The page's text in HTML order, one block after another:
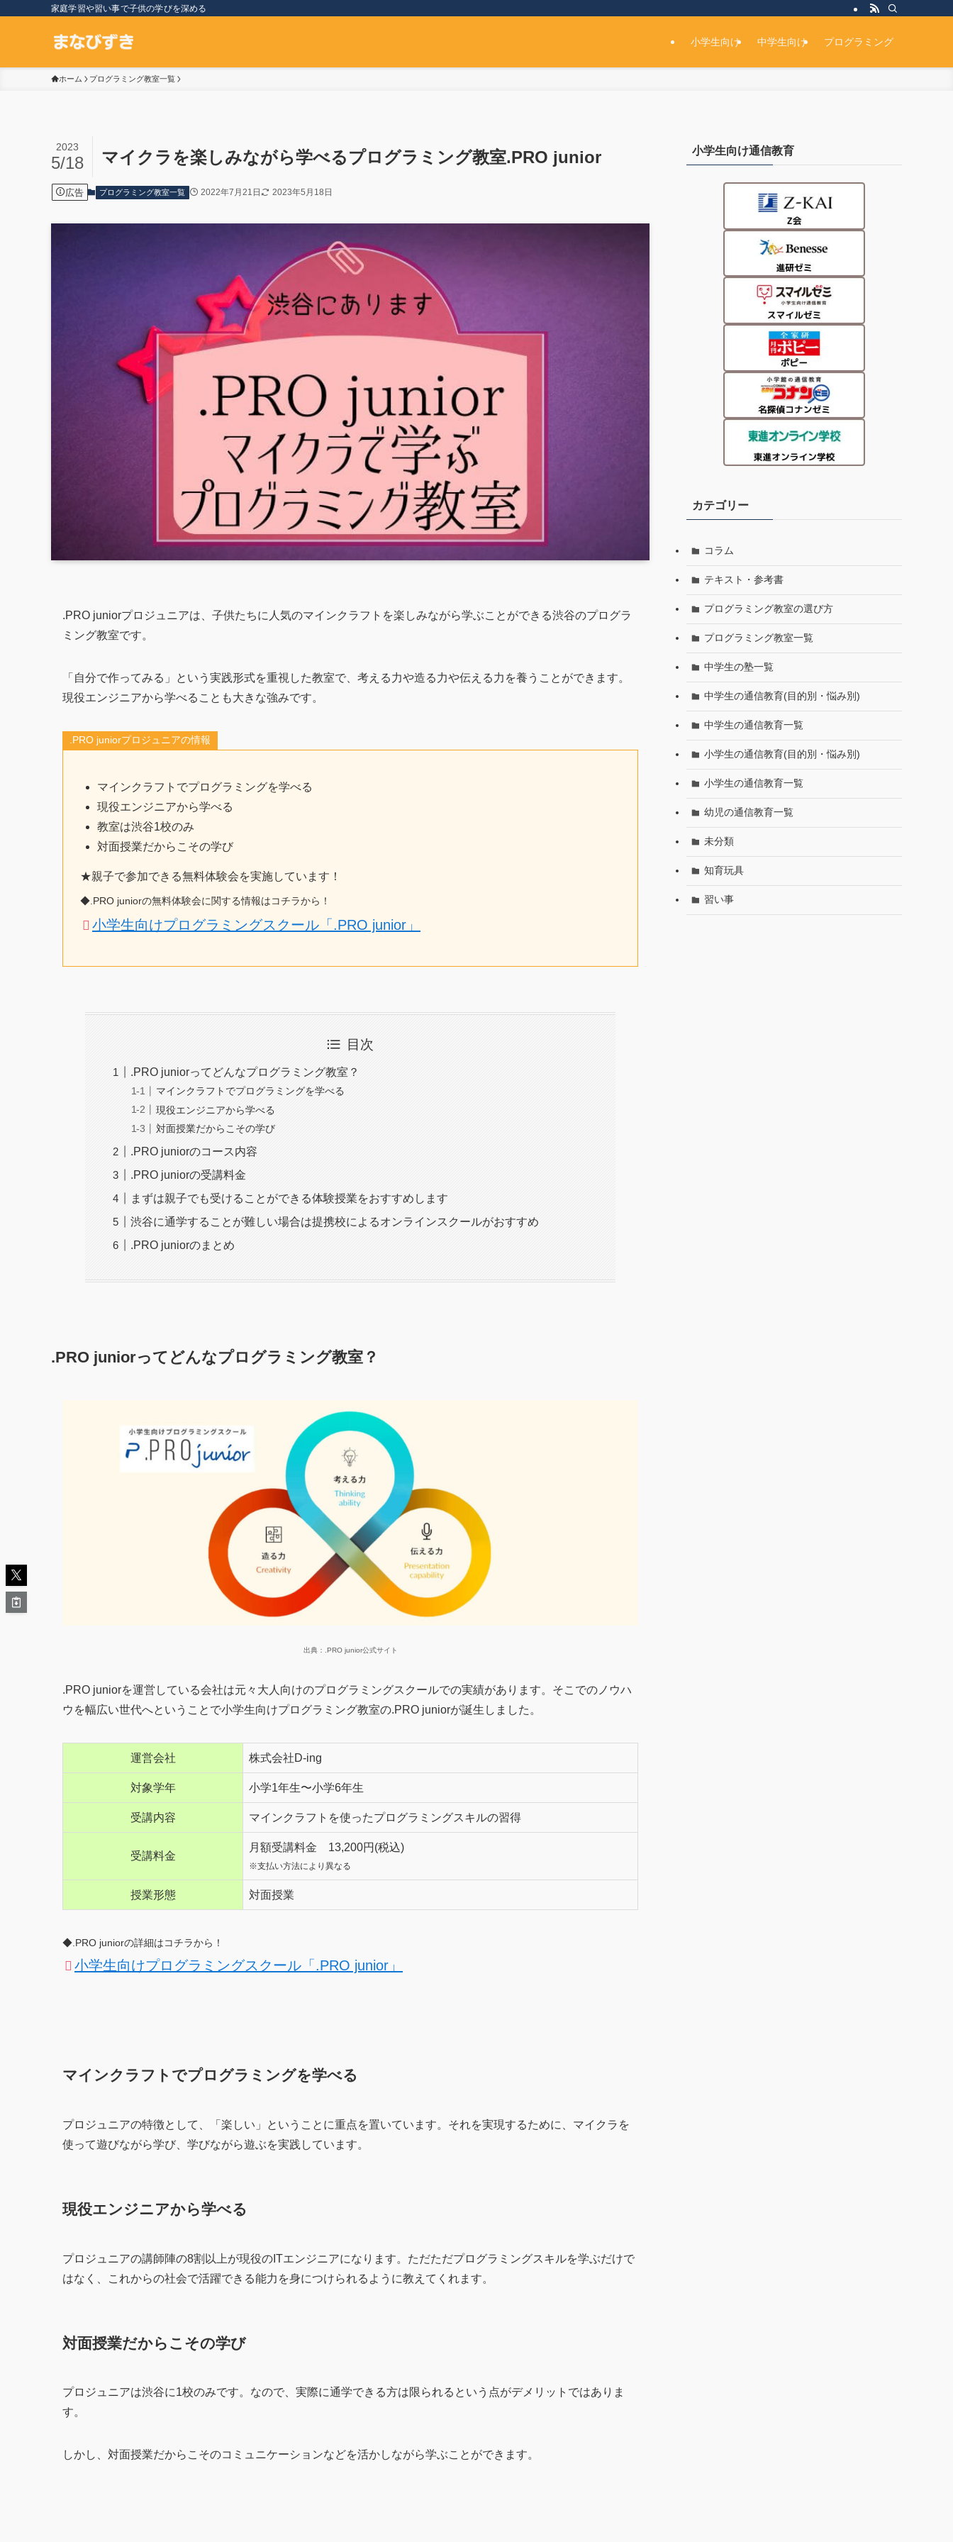
家庭学習や習い事で子供の学びを深める
小学生向け 中学生向け プログラミング
ホーム プログラミング教室一覧
マイクラを楽しみながら学べるプログラミング教室.PRO junior
2023
5/18
広告 プログラミング教室一覧 2022年7月21日 2023年5月18日
.PRO juniorプロジュニアは、子供たちに人気のマインクラフトを楽しみながら学ぶことができる渋谷のプログラ
ミング教室です。
「自分で作ってみる」という実践形式を重視した教室で、考える力や造る力や伝える力を養うことができます。
現役エンジニアから学べることも大きな強みです。
.PRO juniorプロジュニアの情報
マインクラフトでプログラミングを学べる
現役エンジニアから学べる
教室は渋谷1校のみ
対面授業だからこその学び
★親子で参加できる無料体験会を実施しています！
◆.PRO juniorの無料体験会に関する情報はコチラから！
小学生向けプログラミングスクール「.PRO junior」
目次
.PRO juniorってどんなプログラミング教室？
マインクラフトでプログラミングを学べる
現役エンジニアから学べる
対面授業だからこその学び
.PRO juniorのコース内容
.PRO juniorの受講料金
まずは親子でも受けることができる体験授業をおすすめします
渋谷に通学することが難しい場合は提携校によるオンラインスクールがおすすめ
.PRO juniorのまとめ
.PRO juniorってどんなプログラミング教室？
出典：.PRO junior公式サイト
.PRO juniorを運営している会社は元々大人向けのプログラミングスクールでの実績があります。そこでのノウハ
ウを幅広い世代へということで小学生向けプログラミング教室の.PRO juniorが誕生しました。
運営会社 株式会社D-ing
対象学年 小学1年生〜小学6年生
受講内容 マインクラフトを使ったプログラミングスキルの習得
受講料金
月額受講料金 13,200円(税込)
※支払い方法により異なる
授業形態 対面授業
◆.PRO juniorの詳細はコチラから！
小学生向けプログラミングスクール「.PRO junior」
マインクラフトでプログラミングを学べる
プロジュニアの特徴として、「楽しい」ということに重点を置いています。それを実現するために、マイクラを
使って遊びながら学び、学びながら遊ぶを実践しています。
現役エンジニアから学べる
プロジュニアの講師陣の8割以上が現役のITエンジニアになります。ただただプログラミングスキルを学ぶだけで
はなく、これからの社会で活躍できる能力を身につけられるように教えてくれます。
対面授業だからこその学び
プロジュニアは渋谷に1校のみです。なので、実際に通学できる方は限られるという点がデメリットではありま
す。
しかし、対面授業だからこそのコミュニケーションなどを活かしながら学ぶことができます。
小学生向け通信教育
カテゴリー
コラム
テキスト・参考書
プログラミング教室の選び方
プログラミング教室一覧
中学生の塾一覧
中学生の通信教育(目的別・悩み別)
中学生の通信教育一覧
小学生の通信教育(目的別・悩み別)
小学生の通信教育一覧
幼児の通信教育一覧
未分類
知育玩具
習い事